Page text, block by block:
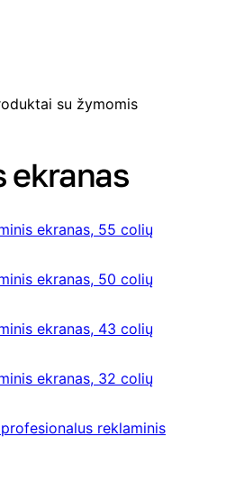
su žymomis
ekranas
ekranas, 55 colių
ekranas, 50 colių
ekranas, 43 colių
ekranas, 32 colių
reklaminis